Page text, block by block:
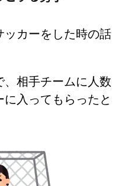
ッカーをした時の話
相手チームに人数
入ってもらったと